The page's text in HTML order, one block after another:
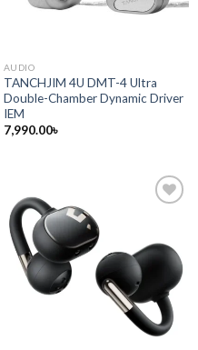
AUDIO
TANCHJIM 4U DMT-4 Ultra
Double-Chamber Dynamic Driver
IEM
7,990.00৳